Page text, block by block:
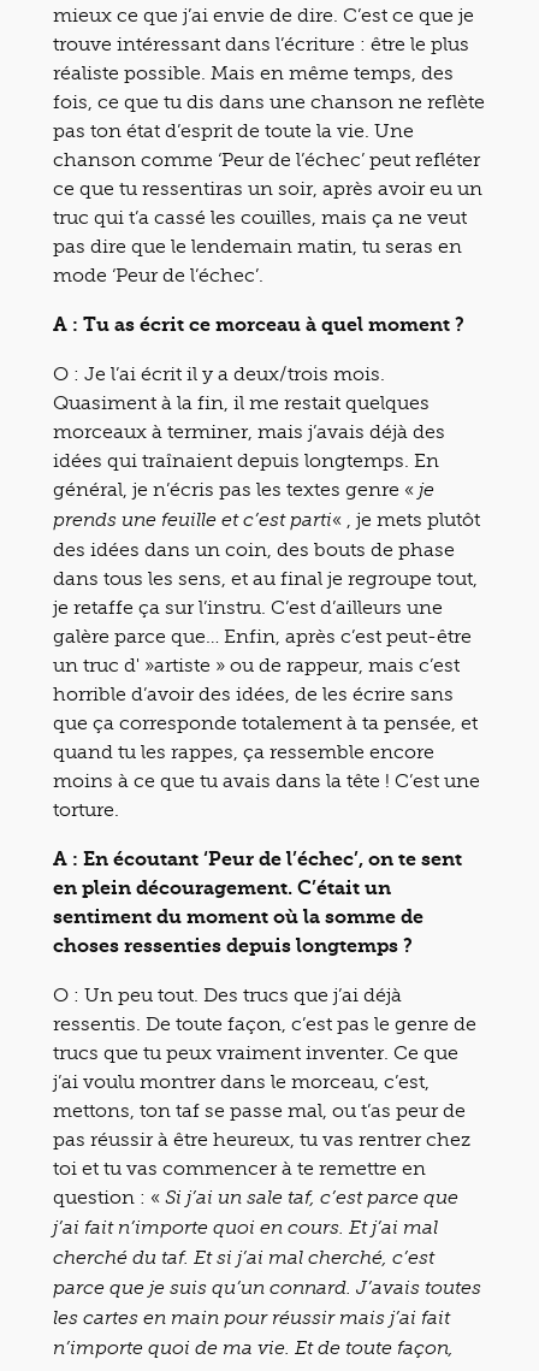
mieux ce que j’ai envie de dire. C’est ce que je
trouve intéressant dans l’écriture : être le plus
réaliste possible. Mais en même temps, des
fois, ce que tu dis dans une chanson ne reflète
pas ton état d’esprit de toute la vie. Une
chanson comme ‘Peur de l’échec’ peut refléter
ce que tu ressentiras un soir, après avoir eu un
truc qui t’a cassé les couilles, mais ça ne veut
pas dire que le lendemain matin, tu seras en
mode ‘Peur de l’échec’.
A : Tu as écrit ce morceau à quel moment ?
O : Je l’ai écrit il y a deux/trois mois.
Quasiment à la fin, il me restait quelques
morceaux à terminer, mais j’avais déjà des
idées qui traînaient depuis longtemps. En
général, je n’écris pas les textes genre « je
prends une feuille et c’est parti« , je mets plutôt
des idées dans un coin, des bouts de phase
dans tous les sens, et au final je regroupe tout,
je retaffe ça sur l’instru. C’est d’ailleurs une
galère parce que… Enfin, après c’est peut-être
un truc d' »artiste » ou de rappeur, mais c’est
horrible d’avoir des idées, de les écrire sans
que ça corresponde totalement à ta pensée, et
quand tu les rappes, ça ressemble encore
moins à ce que tu avais dans la tête ! C’est une
torture.
A : En écoutant ‘Peur de l’échec’, on te sent
en plein découragement. C’était un
sentiment du moment où la somme de
choses ressenties depuis longtemps ?
O : Un peu tout. Des trucs que j’ai déjà
ressentis. De toute façon, c’est pas le genre de
trucs que tu peux vraiment inventer. Ce que
j’ai voulu montrer dans le morceau, c’est,
mettons, ton taf se passe mal, ou t’as peur de
pas réussir à être heureux, tu vas rentrer chez
toi et tu vas commencer à te remettre en
question : « Si j’ai un sale taf, c’est parce que
j’ai fait n’importe quoi en cours. Et j’ai mal
cherché du taf. Et si j’ai mal cherché, c’est
parce que je suis qu’un connard. J’avais toutes
les cartes en main pour réussir mais j’ai fait
n’importe quoi de ma vie. Et de toute façon,